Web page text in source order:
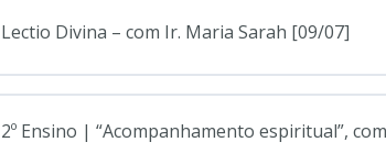
Lectio Divina – com Ir. Maria Sarah [09/07]
2º Ensino | “Acompanhamento espiritual”,